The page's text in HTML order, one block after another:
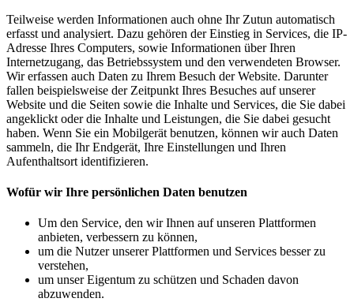
Teilweise werden Informationen auch ohne Ihr Zutun automatisch
erfasst und analysiert. Dazu gehören der Einstieg in Services, die IP-
Adresse Ihres Computers, sowie Informationen über Ihren
Internetzugang, das Betriebssystem und den verwendeten Browser.
Wir erfassen auch Daten zu Ihrem Besuch der Website. Darunter
fallen beispielsweise der Zeitpunkt Ihres Besuches auf unserer
Website und die Seiten sowie die Inhalte und Services, die Sie dabei
angeklickt oder die Inhalte und Leistungen, die Sie dabei gesucht
haben. Wenn Sie ein Mobilgerät benutzen, können wir auch Daten
sammeln, die Ihr Endgerät, Ihre Einstellungen und Ihren
Aufenthaltsort identifizieren.
Wofür wir Ihre persönlichen Daten benutzen
Um den Service, den wir Ihnen auf unseren Plattformen
anbieten, verbessern zu können,
um die Nutzer unserer Plattformen und Services besser zu
verstehen,
um unser Eigentum zu schützen und Schaden davon
abzuwenden.